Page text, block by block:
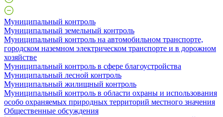
Муниципальный контроль
Муниципальный земельный контроль
Муниципальный контроль на автомобильном транспорте,
городском наземном электрическом транспорте и в дорожном
хозяйстве
Муниципальный контроль в сфере благоустройства
Муниципальный лесной контроль
Муниципальный жилищный контроль
Муниципальный контроль в области охраны и использования
особо охраняемых природных территорий местного значения
Общественные обсуждения